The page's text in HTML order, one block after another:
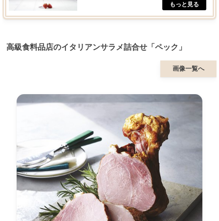
高級食料品店のイタリアンサラメ詰合せ「ペック」
画像一覧へ